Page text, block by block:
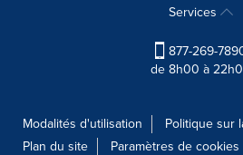
Services
877-269-
de 8h00 à
Modalités d'utilisation
Politique sur
Plan du site
Paramètres de cookies